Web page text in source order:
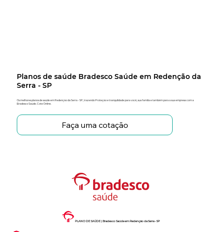
Planos de saúde Bradesco Saúde em Redenção da
Serra - SP
Os melhores planos de saúde em Redenção da Serra - SP, trazendo Proteção e tranquilidade para você, sua família e também para a sua empresa com a
Bradesco Saúde. Cote Online.
Faça uma cotação
PLANO DE SAÚDE | Bradesco Saúde em Redenção da Serra - SP